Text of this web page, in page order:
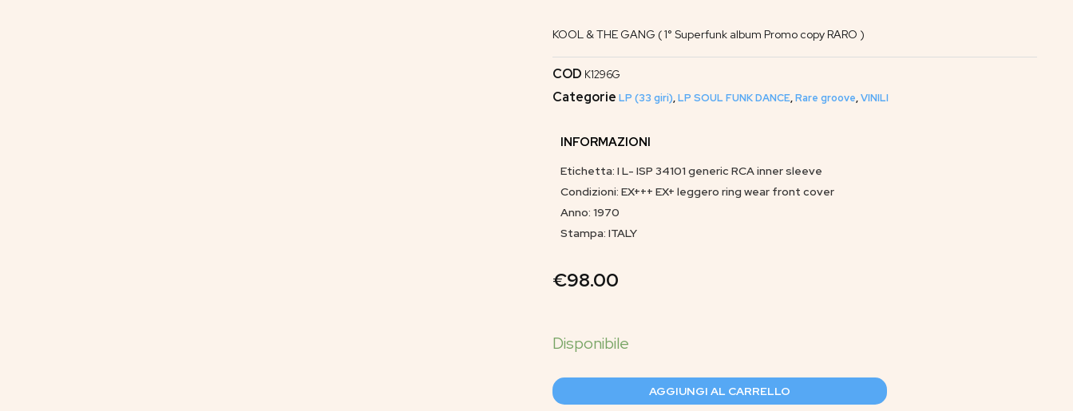
KOOL & THE GANG ( 1° Superfunk album Promo copy RARO )
COD K1296G
Categorie LP (33 giri),LP SOUL FUNK DANCE,Rare groove,VINILI
INFORMAZIONI
Etichetta: I L- ISP 34101 generic RCA inner sleeve
Condizioni: EX+++ EX+ leggero ring wear front cover
Anno: 1970
Stampa: ITALY
€98.00
AGGIUNGI AL CARRELLO